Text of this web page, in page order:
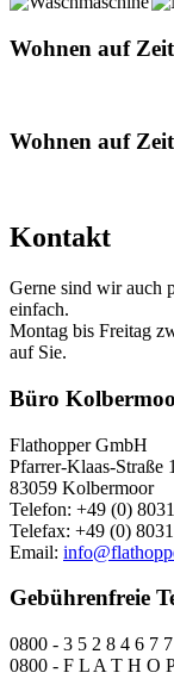
Wohnen auf Zeit
Wohnen auf Zeit
Kontakt
Gerne sind wir auch
einfach.
Montag bis Freitag
auf Sie.
Büro
Flathopper GmbH
Pfarrer-Klaas-Straße 1
83059 Kolbermoor
Telefon: +49 (0)
Telefax: +49 (0)
Email:
Gebührenfreie
0800 - 3 5 2 8 4 6 7
0800 - F L A T H O